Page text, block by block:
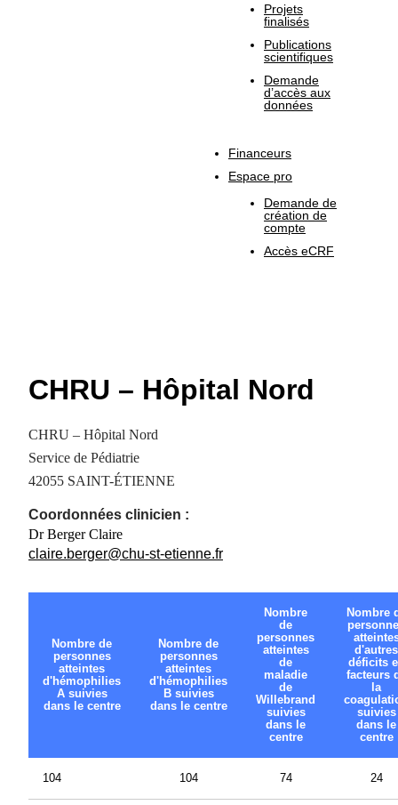
Projets
finalisés
Publications
scientifiques
Demande
d’accès aux
données
Financeurs
Espace pro
Demande de
création de
compte
Accès eCRF
CHRU – Hôpital Nord
CHRU – Hôpital Nord
Service de Pédiatrie
42055 SAINT-ÉTIENNE
Coordonnées clinicien :
Dr Berger Claire
claire.berger@chu-st-etienne.fr
Nombre de
personnes
atteintes
d'hémophilies
A suivies
dans le centre
Nombre de
personnes
atteintes
d'hémophilies
B suivies
dans le centre
Nombre
de
personnes
atteintes
de
maladie
de
Willebrand
suivies
dans le
centre
Nombre
d'autres
déficits
facteurs
la
suivies
dans le
centre
104 104 74 24